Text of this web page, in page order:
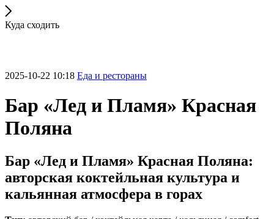
Куда сходить
2025-10-22 10:18 Еда и рестораны
Бар «Лед и Пламя» Красная
Поляна
Бар «Лед и Пламя» Красная Поляна:
авторская коктейльная культура и
кальянная атмосфера в горах